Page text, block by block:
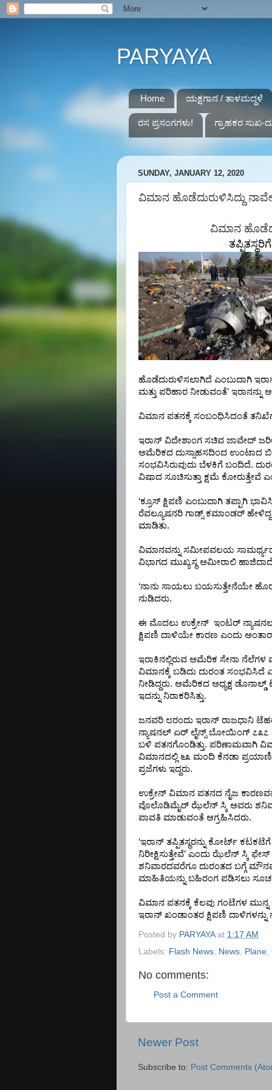
PARYAYA
Home ಯಕ್ಷಗಾನ / ತಾಳಮದ್ದಳೆ
ರಸ ಪ್ರಸಂಗಗಳು! ಗ್ರಾಹಕರ ಸುಖ-
SUNDAY, JANUARY 12, 2020
ವಿಮಾನ ಹೊಡೆದುರುಳಿಸಿದ್ದು
ವಿಮಾನ
ತಪ್ಪಿತಸ್ಥರಿಗೆ
ಹೊಡೆದುರುಳಿಸಲಾಗಿದೆ ಎಂಬುದಾಗಿ
ಮತ್ತು ಪರಿಹಾರ ನೀಡುವಂತೆ’ ಇರಾನನ್ನು
ವಿಮಾನ ಪತನಕ್ಕೆ ಸಂಬಂಧಿಸಿದಂತೆ
ಇರಾನ್ ವಿದೇಶಾಂಗ ಸಚಿವ ಜಾವೇದ್
ಅಮೆರಿಕದ ದುಸ್ಸಾಹಸದಿಂದ ಉಂಟಾದ
ಸಂಭವಿಸಿರುವುದು ಬೆಳಕಿಗೆ ಬಂದಿದೆ.
ವಿಷಾದ ಸೂಚಿಸುತ್ತಾ ಕ್ಷಮೆ ಕೋರುತ್ತೇವೆ
‘ಕ್ರೂಸ್ ಕ್ಷಿಪಣಿ ಎಂಬುದಾಗಿ ತಪ್ಪಾಗಿ ಭಾವಿಸಿ
ರೆವಲ್ಯೂಷನರಿ ಗಾಡ್ಸ್ ಕಮಾಂಡರ್
ಮಾಡಿತು.
ವಿಮಾನವನ್ನು ಸಮೀಪವಲಯ
ವಿಭಾಗದ ಮುಖ್ಯಸ್ಥ ಅಮೀರಾಲಿ
‘ನಾನು ಸಾಯಲು ಬಯಸುತ್ತೇನೆಯೇ
ನುಡಿದರು.
ಈ ಮೊದಲು ಉಕ್ರೇನ್ ಇಂಟರ್
ಕ್ಷಿಪಣಿ ದಾಳಿಯೇ ಕಾರಣ ಎಂದು
ಇರಾಕಿನಲ್ಲಿರುವ ಅಮೆರಿಕ ಸೇನಾ ನೆಲೆಗಳ
ವಿಮಾನಕ್ಕೆ ಬಡಿದು ದುರಂತ ಸಂಭವಿಸಿದೆ
ನೀಡಿದ್ದರು. ಅಮೆರಿಕದ ಅಧ್ಯಕ್ಷ ಡೊನಾಲ್ಡ್
ಇದನ್ನು ನಿರಾಕರಿಸಿತ್ತು.
ಜನವರಿ ೮ರಂದು ಇರಾನ್ ರಾಜಧಾನಿ
ನ್ಯಾಷನಲ್ ಏರ್ ಲೈನ್ಸ್ ಬೋಯಿಂಗ್ ೭೩೭
ಬಳಿ ಪತನಗೊಂಡಿತ್ತು. ಪರಿಣಾಮವಾಗಿ
ವಿಮಾನದಲ್ಲಿ ೬೩ ಮಂದಿ ಕೆನಡಾ
ಪ್ರಜೆಗಳು ಇದ್ದರು.
ಉಕ್ರೇನ್ ವಿಮಾನ ಪತನದ ನೈಜ
ವೊಲೊಡಿಮೈರ್ ಝೆಲೆನ್ ಸ್ಕಿ ಅವರು
ಪಾವತಿ ಮಾಡುವಂತೆ ಆಗ್ರಹಿಸಿದರು.
‘ಇರಾನ್ ತಪ್ಪಿತಸ್ಥರನ್ನು ಕೋರ್ಟ್ ಕಟಕಟೆಗೆ
ನಿರೀಕ್ಷಿಸುತ್ತೇವೆ’ ಎಂದು ಝೆಲೆನ್ ಸ್ಕಿ ಫೇಸ್
ಶನಿವಾರದವರೆಗೂ ದುರಂತದ ಬಗ್ಗೆ
ಮಾಹಿತಿಯನ್ನು ಬಹಿರಂಗ ಪಡಿಸಲು
ವಿಮಾನ ಪತನಕ್ಕೆ ಕೆಲವು ಗಂಟೆಗಳ ಮುನ್ನ
ಇರಾನ್ ಖಂಡಾಂತರ ಕ್ಷಿಪಣಿ ದಾಳಿಗಳನ್ನು
Posted by PARYAYA at 1:17 AM
Labels: Flash News News Plane
No comments:
Post a Comment
Newer Post
Subscribe to: Post Comments